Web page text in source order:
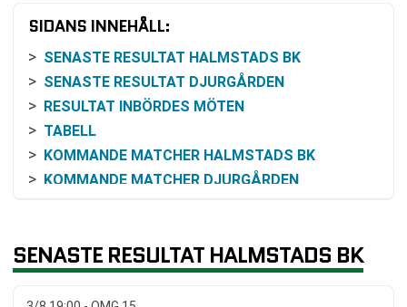
SIDANS INNEHÅLL:
SENASTE RESULTAT HALMSTADS BK
SENASTE RESULTAT DJURGÅRDEN
RESULTAT INBÖRDES MÖTEN
TABELL
KOMMANDE MATCHER HALMSTADS BK
KOMMANDE MATCHER DJURGÅRDEN
SENASTE RESULTAT HALMSTADS BK